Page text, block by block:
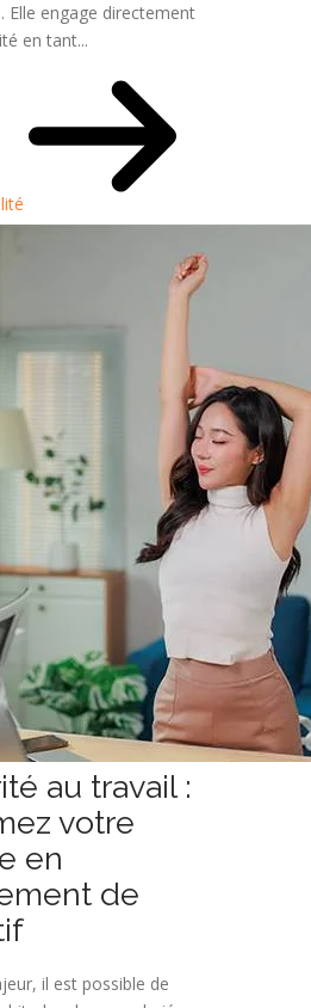
Elle engage directement
en tant...
au travail :
votre
en
de
il est possible de